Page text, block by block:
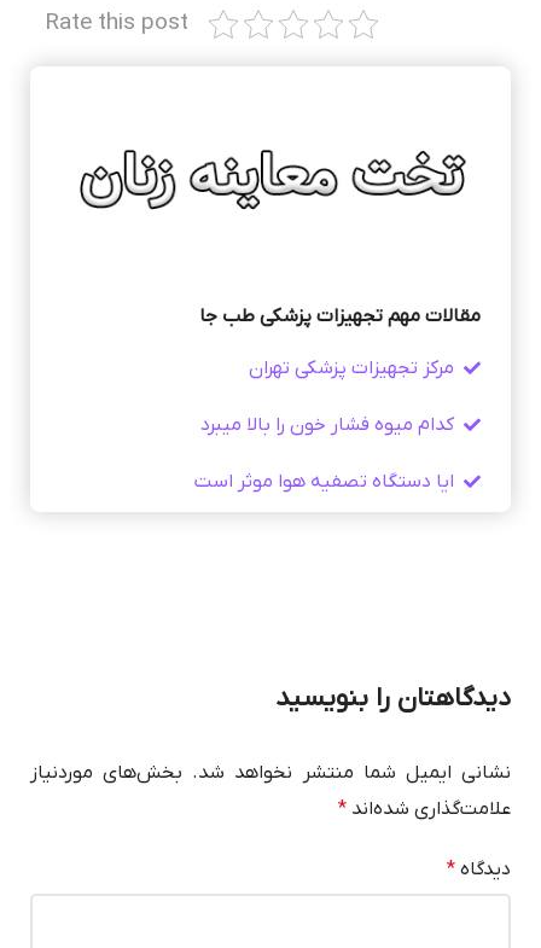
Rate this post
مقالات مهم تجهیزات پزشکی طب جا
مرکز تجهیزات پزشکی تهران
کدام میوه فشار خون را بالا میبرد
ایا دستگاه تصفیه هوا موثر است
دیدگاهتان را بنویسید
نشانی ایمیل شما منتشر نخواهد شد. بخش‌های موردنیاز
علامت‌گذاری شده‌اند *
دیدگاه *